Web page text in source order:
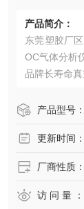
产品简介：
东莞塑胶厂
OC气体分析
品牌长寿命
产品型号：
更新时间：
厂商性质：
访 问 量 ：